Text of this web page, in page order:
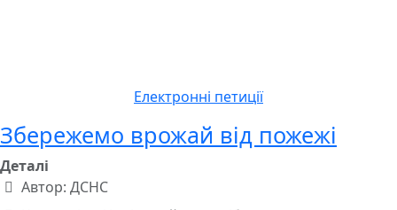
Електронні петиції
Збережемо врожай від пожежі
Деталі
Автор: ДСНС